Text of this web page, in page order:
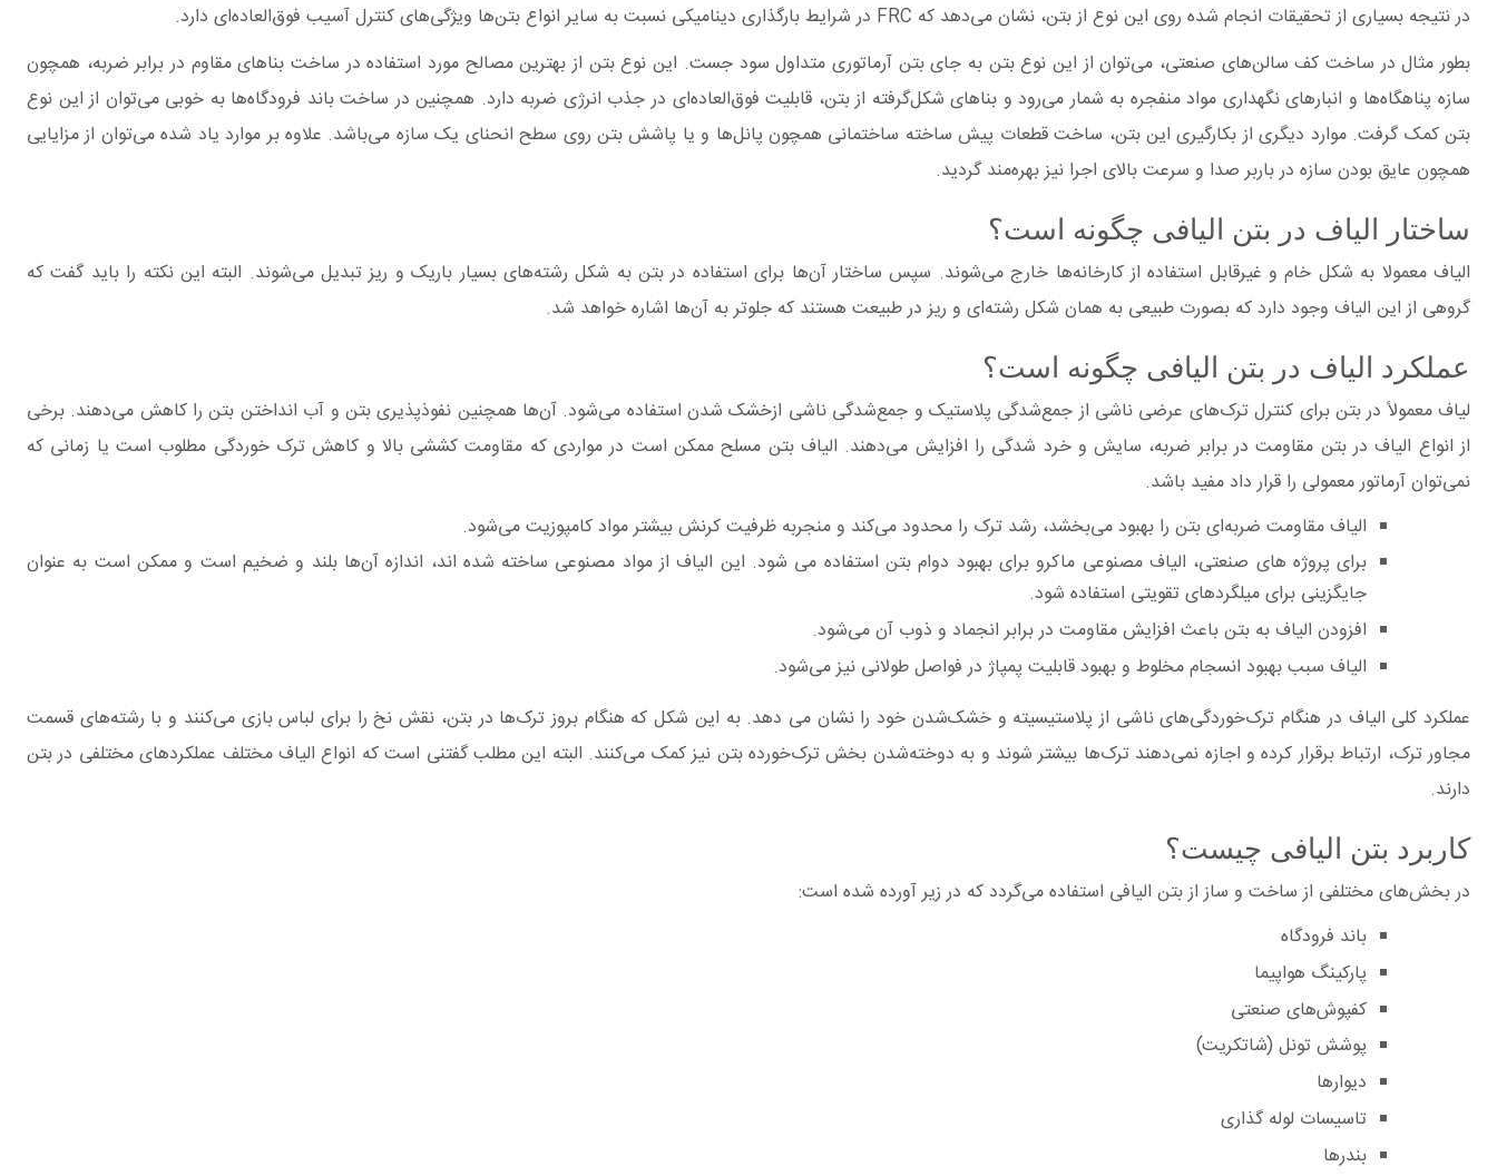
در نتیجه بسیاری از تحقیقات انجام شده روی این نوع از بتن، نشان می‌دهد که FRC در شرایط بارگذاری دینامیکی نسبت به سایر انواع بتن‌ها ویژگی‌های کنترل آسیب فوق‌العاده‌ای دارد.
بطور مثال در ساخت کف سالن‌های صنعتی، می‌توان از این نوع بتن به جای بتن آرماتوری متداول سود جست. این نوع بتن از بهترین مصالح مورد استفاده در ساخت بناهای مقاوم در برابر ضربه، همچون
سازه پناهگاه‌ها و انبارهای نگهداری مواد منفجره به شمار می‌رود و بناهای شکل‌گرفته از بتن، قابلیت فوق‌العاده‌ای در جذب انرژی ضربه دارد. همچنین در ساخت باند فرودگاه‌ها به خوبی می‌توان از این نوع
بتن کمک گرفت. موارد دیگری از بکارگیری این بتن، ساخت قطعات پیش ساخته ساختمانی همچون پانل‌ها و یا پاشش بتن روی سطح انحنای یک سازه می‌باشد. علاوه بر موارد یاد شده می‌توان از مزایایی
همچون عایق بودن سازه در باربر صدا و سرعت بالای اجرا نیز بهره‌مند گردید.
ساختار الیاف در بتن الیافی چگونه است؟
الیاف معمولا به شکل خام و غیرقابل استفاده از کارخانه‌ها خارج می‌شوند. سپس ساختار آن‌ها برای استفاده در بتن به شکل رشته‌های بسیار باریک و ریز تبدیل می‌شوند. البته این نکته را باید گفت که
گروهی از این الیاف وجود دارد که بصورت طبیعی به همان شکل رشته‌ای و ریز در طبیعت هستند که جلوتر به آن‌ها اشاره خواهد شد.
عملکرد الیاف در بتن الیافی چگونه است؟
لیاف معمولاً در بتن برای کنترل ترک‌های عرضی ناشی از جمع‌شدگی پلاستیک و جمع‌شدگی ناشی ازخشک شدن استفاده می‌شود. آن‌ها همچنین نفوذپذیری بتن و آب انداختن بتن را کاهش می‌دهند. برخی
از انواع الیاف در بتن مقاومت در برابر ضربه، سایش و خرد شدگی را افزایش می‌دهند. الیاف بتن مسلح ممکن است در مواردی که مقاومت کششی بالا و کاهش ترک خوردگی مطلوب است یا زمانی که
نمی‌توان آرماتور معمولی را قرار داد مفید باشد.
الیاف مقاومت ضربه‌ای بتن را بهبود می‌بخشد، رشد ترک را محدود می‌کند و منجربه ظرفیت کرنش بیشتر مواد کامپوزیت می‌شود.
برای پروژه های صنعتی، الیاف مصنوعی ماکرو برای بهبود دوام بتن استفاده می شود. این الیاف از مواد مصنوعی ساخته شده اند، اندازه آن‌ها بلند و ضخیم است و ممکن است به عنوان
جایگزینی برای میلگردهای تقویتی استفاده شود.
افزودن الیاف به بتن باعث افزایش مقاومت در برابر انجماد و ذوب آن می‌شود.
الیاف سبب بهبود انسجام مخلوط و بهبود قابلیت پمپاژ در فواصل طولانی نیز می‌شود.
عملکرد کلی الیاف در هنگام ترک‌خوردگی‌های ناشی از پلاستیسیته و خشک‌شدن خود را نشان می دهد. به این شکل که هنگام بروز ترک‌ها در بتن، نقش نخ را برای لباس بازی می‌کنند و با رشته‌های قسمت
مجاور ترک، ارتباط برقرار کرده و اجازه نمی‌دهند ترک‌ها بیشتر شوند و به دوخته‌شدن بخش ترک‌خورده بتن نیز کمک می‌کنند. البته این مطلب گفتنی است که انواع الیاف مختلف عملکردهای مختلفی در بتن
دارند.
کاربرد بتن الیافی چیست؟
در بخش‌های مختلفی از ساخت و ساز از بتن الیافی استفاده می‌گردد که در زیر آورده شده است:
باند فرودگاه
پارکینگ هواپیما
کفپوش‌های صنعتی
پوشش تونل (شاتکریت)
دیوارها
تاسیسات لوله گذاری
بندرها